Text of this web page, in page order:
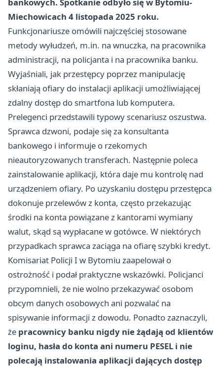
bankowych. Spotkanie odbyło się w Bytomiu-
Miechowicach 4 listopada 2025 roku.
Funkcjonariusze omówili najczęściej stosowane
metody wyłudzeń, m.in. na wnuczka, na pracownika
administracji, na policjanta i na pracownika banku.
Wyjaśniali, jak przestępcy poprzez manipulację
skłaniają ofiary do instalacji aplikacji umożliwiającej
zdalny dostęp do smartfona lub komputera.
Prelegenci przedstawili typowy scenariusz oszustwa.
Sprawca dzwoni, podaje się za konsultanta
bankowego i informuje o rzekomych
nieautoryzowanych transferach. Następnie poleca
zainstalowanie aplikacji, która daje mu kontrolę nad
urządzeniem ofiary. Po uzyskaniu dostępu przestępca
dokonuje przelewów z konta, często przekazując
środki na konta powiązane z kantorami wymiany
walut, skąd są wypłacane w gotówce. W niektórych
przypadkach sprawca zaciąga na ofiarę szybki kredyt.
Komisariat Policji I w Bytomiu zaapelował o
ostrożność i podał praktyczne wskazówki. Policjanci
przypomnieli, że nie wolno przekazywać osobom
obcym danych osobowych ani pozwalać na
spisywanie informacji z dowodu. Ponadto zaznaczyli,
że pracownicy banku nigdy nie żądają od klientów
loginu, hasła do konta ani numeru PESEL i nie
polecają instalowania aplikacji dających dostęp